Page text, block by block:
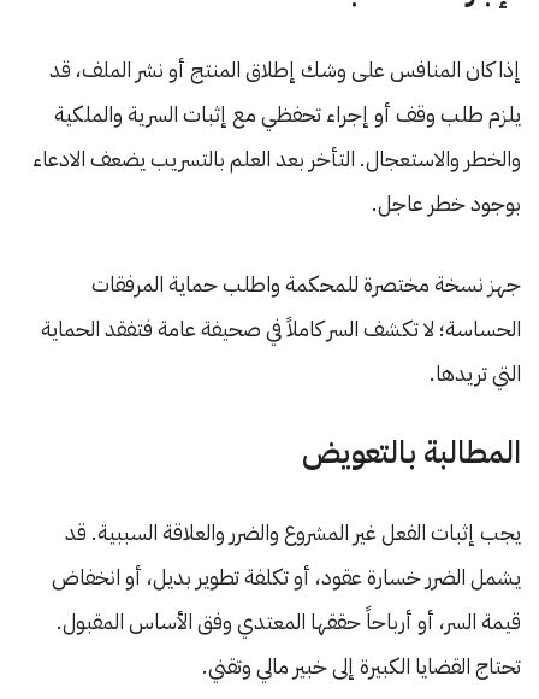
إذا كان المنافس على وشك إطلاق المنتج أو نشر الملف، قد
يلزم طلب وقف أو إجراء تحفظي مع إثبات السرية والملكية
والخطر والاستعجال. التأخر بعد العلم بالتسريب يضعف الادعاء
بوجود خطر عاجل.
جهز نسخة مختصرة للمحكمة واطلب حماية المرفقات
الحساسة؛ لا تكشف السر كاملاً في صحيفة عامة فتفقد الحماية
التي تريدها.
المطالبة بالتعويض
يجب إثبات الفعل غير المشروع والضرر والعلاقة السببية. قد
يشمل الضرر خسارة عقود، أو تكلفة تطوير بديل، أو انخفاض
قيمة السر، أو أرباحاً حققها المعتدي وفق الأساس المقبول.
تحتاج القضايا الكبيرة إلى خبير مالي وتقني.